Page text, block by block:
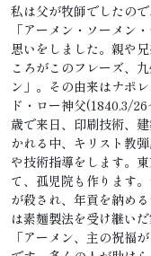
私は父が牧師でしたの
「アーメン・ソーメン
思いをしました。親や
ころがこのフレーズ、
ン」。その由来はナポ
ド・ロー神父(1840.3/
歳で来日、印刷技術、
かれる中、キリスト教
や技術指導をします。
て、孤児院も作ります
が殺され、年貢を納め
は素麺製法を受け継い
「アーメン、主の祝福